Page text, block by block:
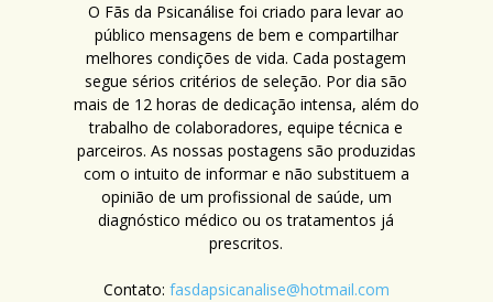
O Fãs da Psicanálise foi criado para levar ao
público mensagens de bem e compartilhar
melhores condições de vida. Cada postagem
segue sérios critérios de seleção. Por dia são
mais de 12 horas de dedicação intensa, além do
trabalho de colaboradores, equipe técnica e
parceiros. As nossas postagens são produzidas
com o intuito de informar e não substituem a
opinião de um profissional de saúde, um
diagnóstico médico ou os tratamentos já
prescritos.
Contato: fasdapsicanalise@hotmail.com